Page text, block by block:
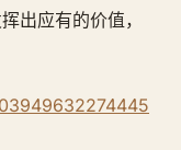
出应有的价值，